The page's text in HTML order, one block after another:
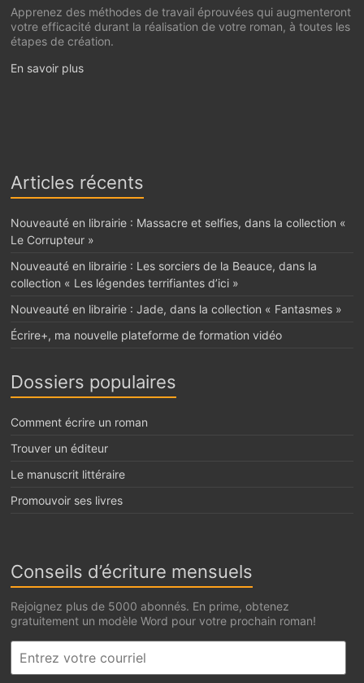
Apprenez des méthodes de travail éprouvées qui augmenteront
votre efficacité durant la réalisation de votre roman, à toutes les
étapes de création.
En savoir plus
Articles récents
Nouveauté en librairie : Massacre et selfies, dans la collection «
Le Corrupteur »
Nouveauté en librairie : Les sorciers de la Beauce, dans la
collection « Les légendes terrifiantes d’ici »
Nouveauté en librairie : Jade, dans la collection « Fantasmes »
Écrire+, ma nouvelle plateforme de formation vidéo
Dossiers populaires
Comment écrire un roman
Trouver un éditeur
Le manuscrit littéraire
Promouvoir ses livres
Conseils d’écriture mensuels
Rejoignez plus de 5000 abonnés. En prime, obtenez
gratuitement un modèle Word pour votre prochain roman!